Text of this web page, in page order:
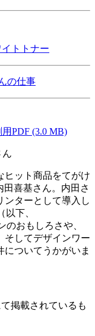
トトナー
の仕事
PDF (3.0 MB)
ヒット商品をてがけ
田喜基さん。内田さ
ンターとして導入し
下、
のおもしろさや、
そしてデザインワー
についてうかがいま
掲載されているも